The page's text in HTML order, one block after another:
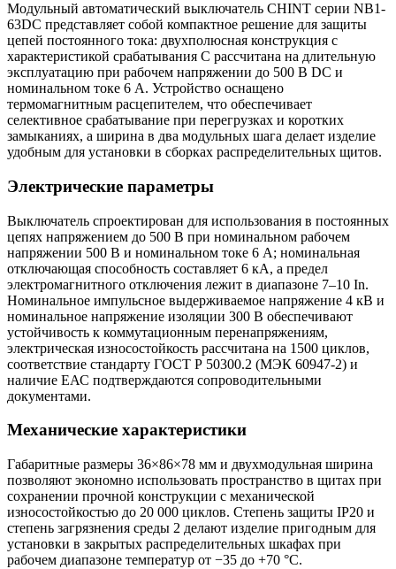
Модульный автоматический выключатель CHINT серии NB1-
63DC представляет собой компактное решение для защиты
цепей постоянного тока: двухполюсная конструкция с
характеристикой срабатывания C рассчитана на длительную
эксплуатацию при рабочем напряжении до 500 В DC и
номинальном токе 6 A. Устройство оснащено
термомагнитным расцепителем, что обеспечивает
селективное срабатывание при перегрузках и коротких
замыканиях, а ширина в два модульных шага делает изделие
удобным для установки в сборках распределительных щитов.
Электрические параметры
Выключатель спроектирован для использования в постоянных
цепях напряжением до 500 В при номинальном рабочем
напряжении 500 В и номинальном токе 6 А; номинальная
отключающая способность составляет 6 кА, а предел
электромагнитного отключения лежит в диапазоне 7–10 In.
Номинальное импульсное выдерживаемое напряжение 4 кВ и
номинальное напряжение изоляции 300 В обеспечивают
устойчивость к коммутационным перенапряжениям,
электрическая износостойкость рассчитана на 1500 циклов,
соответствие стандарту ГОСТ Р 50300.2 (МЭК 60947-2) и
наличие ЕАС подтверждаются сопроводительными
документами.
Механические характеристики
Габаритные размеры 36×86×78 мм и двухмодульная ширина
позволяют экономно использовать пространство в щитах при
сохранении прочной конструкции с механической
износостойкостью до 20 000 циклов. Степень защиты IP20 и
степень загрязнения среды 2 делают изделие пригодным для
установки в закрытых распределительных шкафах при
рабочем диапазоне температур от −35 до +70 °C.